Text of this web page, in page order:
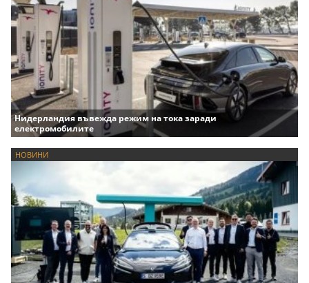
Нидерландия въвежда режим на тока заради
електромобилите
НОВИНИ